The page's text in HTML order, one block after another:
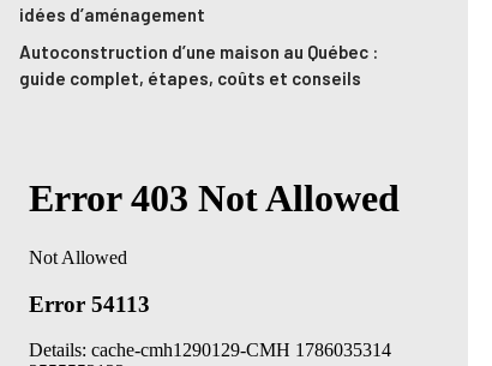
idées d’aménagement
Autoconstruction d’une maison au Québec :
guide complet, étapes, coûts et conseils